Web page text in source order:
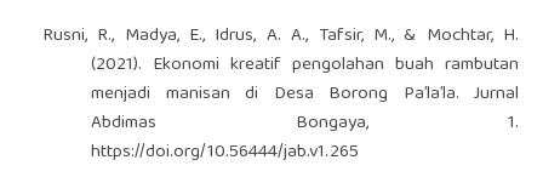
Rusni, R., Madya, E., Idrus, A. A., Tafsir, M., & Mochtar, H.
(2021). Ekonomi kreatif pengolahan buah rambutan
menjadi manisan di Desa Borong Pa’la’la. Jurnal
Abdimas Bongaya, 1.
https://doi.org/10.56444/jab.v1.265